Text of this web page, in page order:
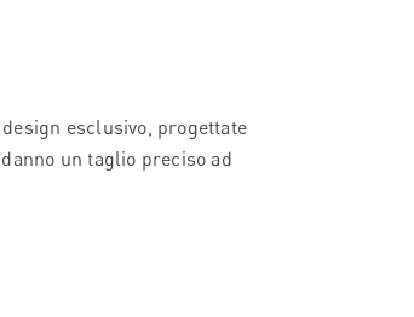
esclusivo, progettate
un taglio preciso ad